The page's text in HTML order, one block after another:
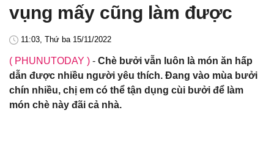
vụng mấy cũng làm được
11:03, Thứ ba 15/11/2022
( PHUNUTODAY ) - Chè bưởi vẫn luôn là món ăn hấp
dẫn được nhiều người yêu thích. Đang vào mùa bưởi
chín nhiều, chị em có thể tận dụng cùi bưởi để làm
món chè này đãi cả nhà.